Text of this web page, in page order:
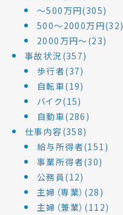
～500万円(305)
500～2000万円(32)
2000万円～(23)
事故状況(357)
歩行者(37)
自転車(19)
バイク(15)
自動車(286)
仕事内容(358)
給与所得者(151)
事業所得者(30)
公務員(12)
主婦（専業）(28)
主婦（兼業）(112)